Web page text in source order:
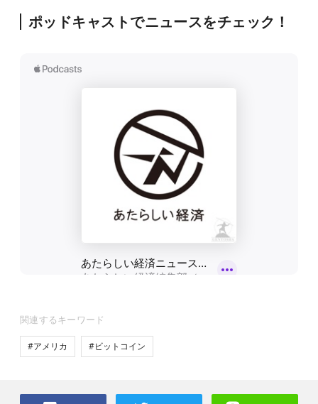
ポッドキャストでニュースをチェック！
関連するキーワード
#アメリカ #ビットコイン